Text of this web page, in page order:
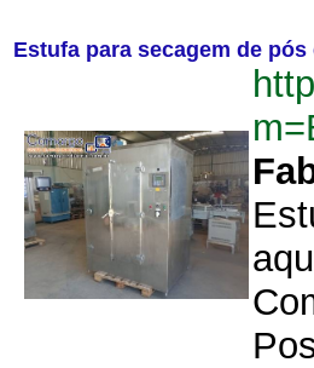
Estufa para secagem de